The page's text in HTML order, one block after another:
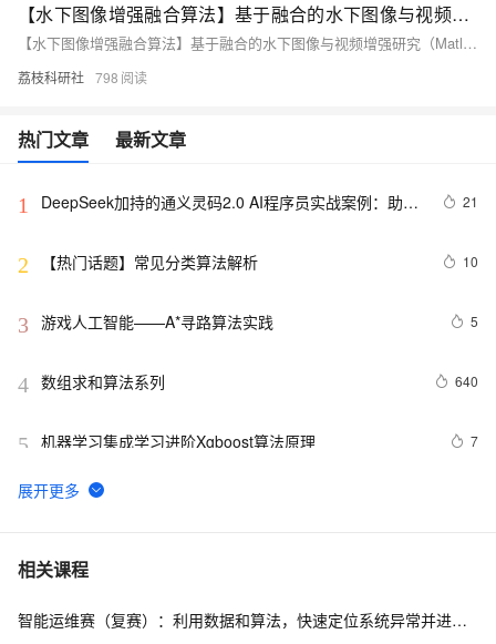
【水下图像增强融合算法】基于融合的水下图像与视频增强研究（Matlab代码实现）
【水下图像增强融合算法】基于融合的水下图像与视频增强研究（Matlab代码实现）
荔枝科研社 798
热门文章 最新文章
1
DeepSeek加持的通义灵码2.0 AI程序员实战案例：助力
21
2 【热门话题】常见分类算法解析 10
3 游戏人工智能——A*寻路算法实践 5
4 数组求和算法系列 640
5 机器学习集成学习进阶Xgboost算法原理 7
6
【滤波跟踪】基于卡尔曼滤波算法实现飞行物体运动轨迹
7 【转】算法基础（二）：栈的应用 --- 迷宫解题
8 《算法技术手册》一3.5.5 算法分析 535
相关课程
智能运维赛（复赛）：利用数据和算法，快速定位系统异常并进行根因分析